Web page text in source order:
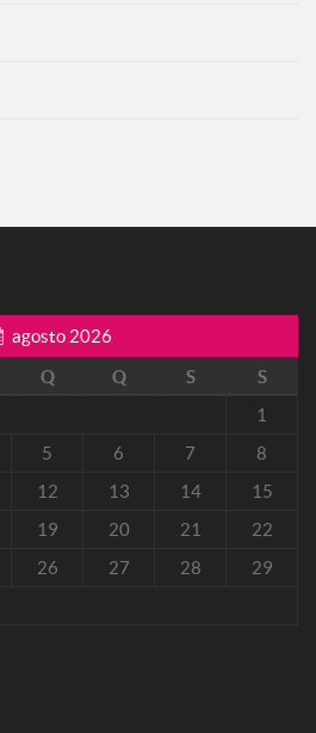
agosto 2026
Q Q S
S
1
5 6 7
8
12 13 14
15
19 20 21
22
26 27 28
29